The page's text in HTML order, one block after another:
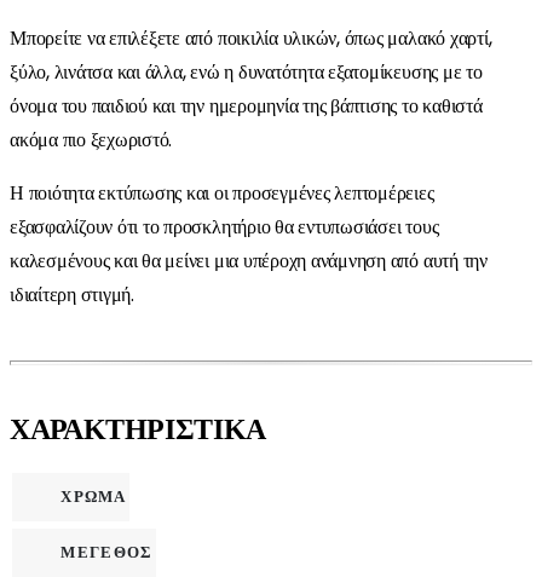
Μπορείτε να επιλέξετε από ποικιλία υλικών, όπως μαλακό χαρτί,
ξύλο, λινάτσα και άλλα, ενώ η δυνατότητα εξατομίκευσης με το
όνομα του παιδιού και την ημερομηνία της βάπτισης το καθιστά
ακόμα πιο ξεχωριστό.
Η ποιότητα εκτύπωσης και οι προσεγμένες λεπτομέρειες
εξασφαλίζουν ότι το προσκλητήριο θα εντυπωσιάσει τους
καλεσμένους και θα μείνει μια υπέροχη ανάμνηση από αυτή την
ιδιαίτερη στιγμή.
ΧΑΡΑΚΤΗΡΙΣΤΙΚΑ
ΧΡΩΜΑ
ΜΕΓΕΘΟΣ